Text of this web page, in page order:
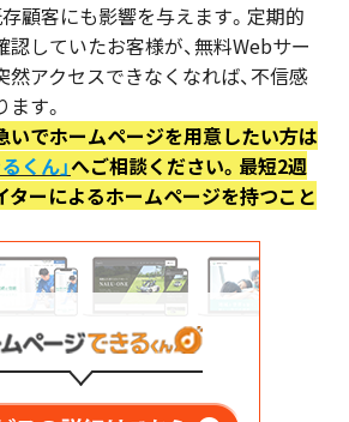
顧客にも影響を与えます。定期的
していたお客様が、無料Webサー
然アクセスできなくなれば、不信感
す。
いでホームページを用意したい方は
くん」へご相談ください。最短2週
ターによるホームページを持つこと